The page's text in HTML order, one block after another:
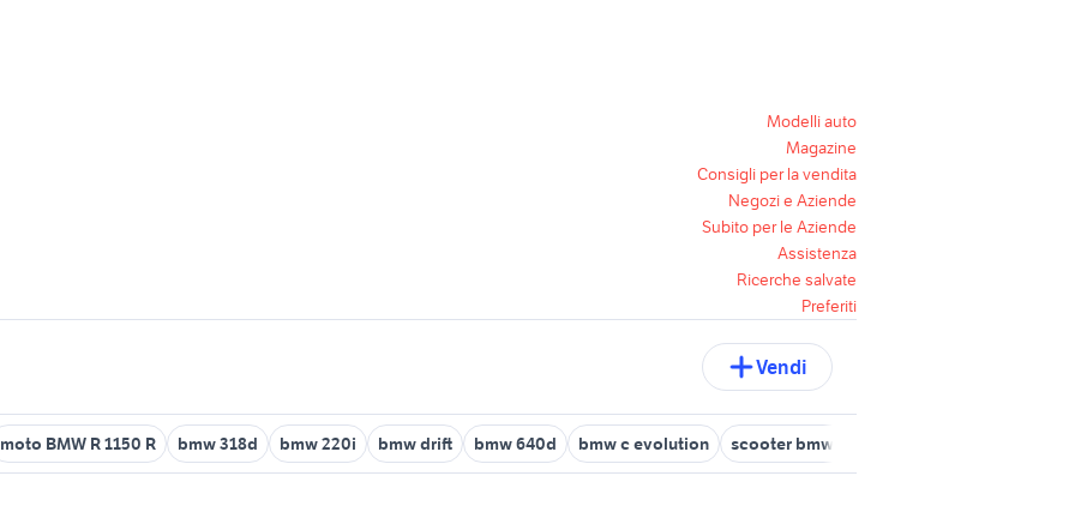
Modelli auto
Magazine
Consigli per la vendita
Negozi e Aziende
Subito per le Aziende
Assistenza
Ricerche salvate
Preferiti
Vendi
moto BMW R 1150 R bmw 318d bmw 220i bmw drift bmw 640d bmw c evolution scooter bmw elettrico